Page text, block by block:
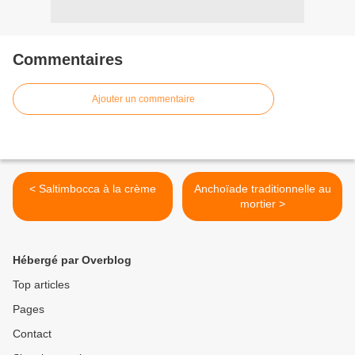
Commentaires
Ajouter un commentaire
< Saltimbocca à la crème
Anchoïade traditionnelle au
mortier >
Hébergé par Overblog
Top articles
Pages
Contact